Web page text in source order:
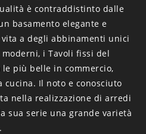
è contraddistinto dalle
basamento elegante e
a degli abbinamenti unici
i Tavoli fissi del
più belle in commercio,
Il noto e conosciuto
nella realizzazione di arredi
sua serie una grande varietà